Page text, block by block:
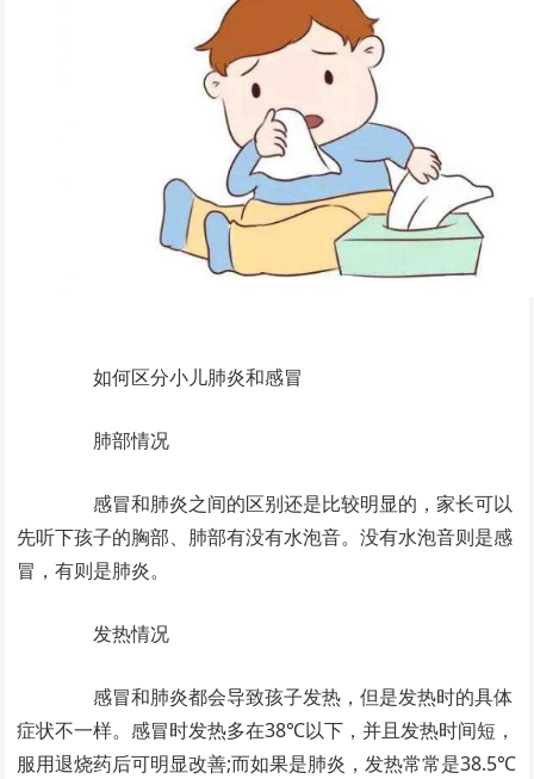
如何区分小儿肺炎和感冒
肺部情况
感冒和肺炎之间的区别还是比较明显的，家长可以
先听下孩子的胸部、肺部有没有水泡音。没有水泡音则是感
冒，有则是肺炎。
发热情况
感冒和肺炎都会导致孩子发热，但是发热时的具体
症状不一样。感冒时发热多在38℃以下，并且发热时间短，
服用退烧药后可明显改善;而如果是肺炎，发热常常是38.5℃